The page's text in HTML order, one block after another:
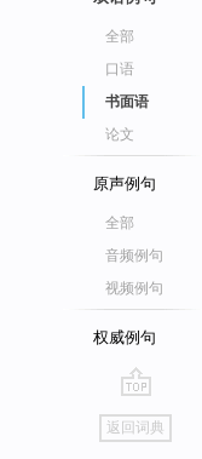
全部
口语
书面语
论文
原声例句
全部
音频例句
视频例句
权威例句
go
top
返回词典